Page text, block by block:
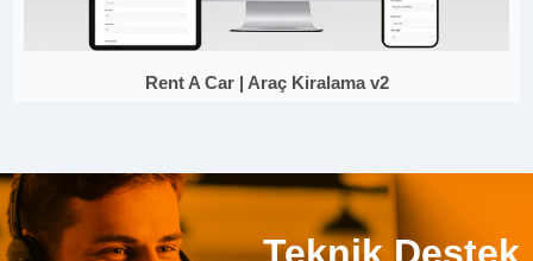
Rent A Car | Araç Kiralama v2